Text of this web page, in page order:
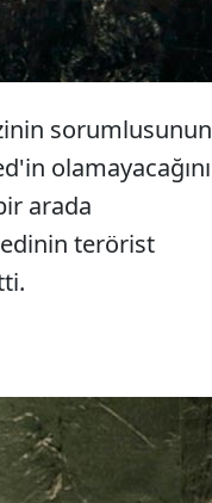
sorumlusunun
olamayacağını
arada
terörist